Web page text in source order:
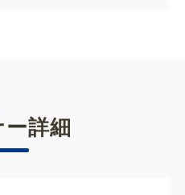
詳細